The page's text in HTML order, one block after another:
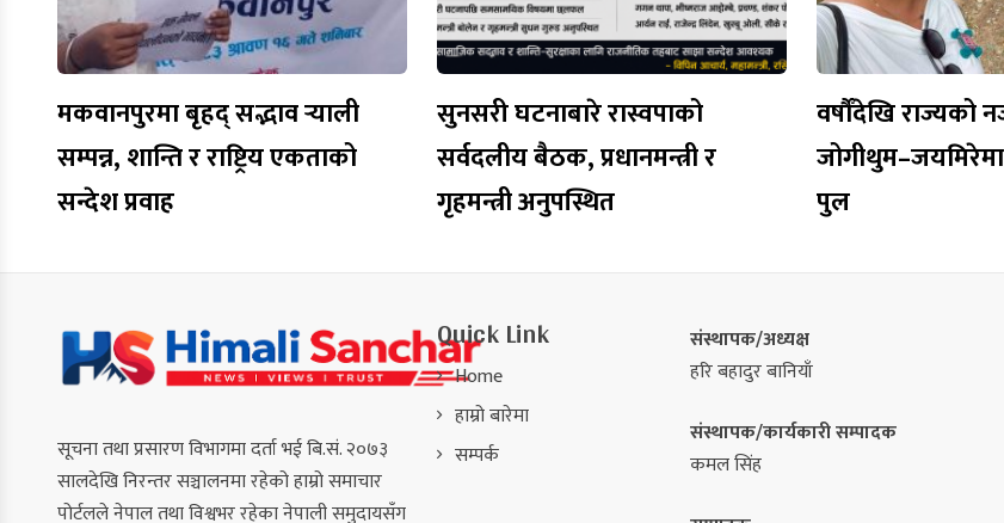
मकवानपुरमा बृहद् सद्भाव र्‍याली
सम्पन्न, शान्ति र राष्ट्रिय एकताको
सन्देश प्रवाह
सुनसरी घटनाबारे रास्वपाको
सर्वदलीय बैठक, प्रधानमन्त्री र
गृहमन्त्री अनुपस्थित
वर्षौँदेखि राज्यको
पुल
सूचना तथा प्रसारण विभागमा दर्ता भई बि.सं. २०७३
सालदेखि निरन्तर सञ्चालनमा रहेको हाम्रो समाचार
पोर्टलले नेपाल तथा विश्वभर रहेका नेपाली समुदायसँग
Quick Link
Home
हाम्रो बारेमा
सम्पर्क
संस्थापक/अध्यक्ष
हरि बहादुर बानियाँ
संस्थापक/कार्यकारी सम्पादक
कमल सिंह